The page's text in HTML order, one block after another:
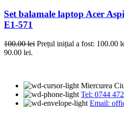
Set balamale laptop Acer
E1-571
100.00lei Prețul inițial a fost: 100.00
90.00 lei.
Miercurea
Tel: 0744
Email: